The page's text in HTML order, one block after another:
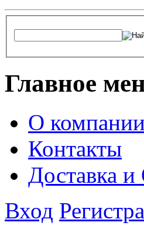
Главное
О
Контакты
Доставка и
Вход